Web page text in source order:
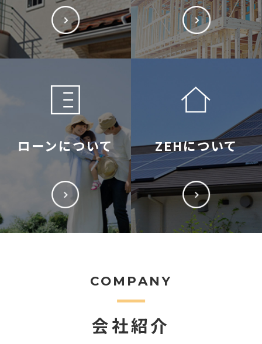
ローンについて ZEHについて
COMPANY
会社紹介